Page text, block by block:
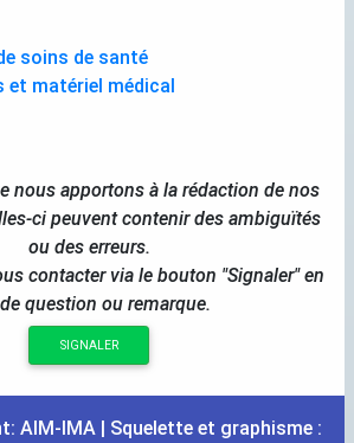
soins de santé
et matériel médical
nous apportons à la rédaction de nos
ci peuvent contenir des ambiguïtés
ou des erreurs.
contacter via le bouton "Signaler" en
question ou remarque.
SIGNALER
AIM-IMA | Squelette et graphisme :